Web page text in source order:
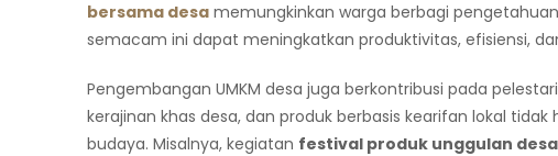
bersama desa memungkinkan warga berbagi
semacam ini dapat meningkatkan produktivitas, efisiensi,
Pengembangan UMKM desa juga berkontribusi pada
kerajinan khas desa, dan produk berbasis kearifan lokal
budaya. Misalnya, kegiatan festival produk unggulan desa